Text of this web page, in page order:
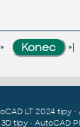
» »|
LT 2024 tipy •
tipy• AutoCAD